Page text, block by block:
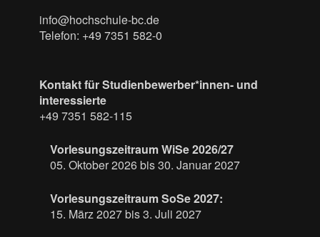
info@hochschule-bc.de
Telefon: +49 7351 582-0
Kontakt für Studienbewerber*innen- und
interessierte
+49 7351 582-115
Vorlesungszeitraum WiSe 2026/27
05. Oktober 2026 bis 30. Januar 2027
Vorlesungszeitraum SoSe 2027:
15. März 2027 bis 3. Juli 2027